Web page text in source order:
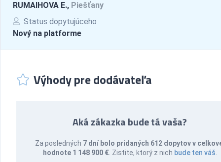
RUMAIHOVA E., Piešťany
Status dopytujúceho
Nový na platforme
Výhody pre dodávateľa
Aká zákazka bude tá vaša?
Za posledných 7 dní bolo pridaných 612 dopytov v
hodnote 1 148 900 € . Zistite, ktorý z nich bude ten váš